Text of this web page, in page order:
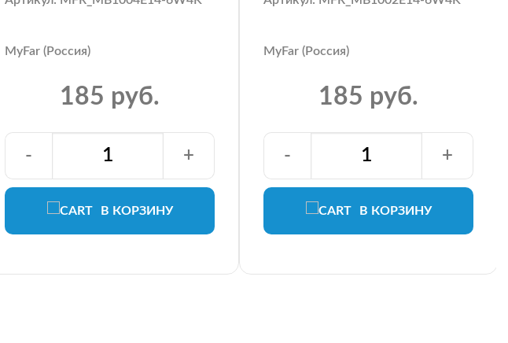
MyFar (Россия)
185 руб.
В КОРЗИНУ
- +
MyFar (Россия)
185 руб.
В КОРЗИНУ
- +